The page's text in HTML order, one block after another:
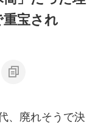
重宝され
、廃れそうで決